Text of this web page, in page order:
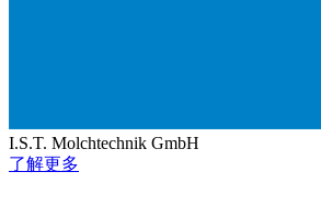
I.S.T. Molchtechnik GmbH
了解更多